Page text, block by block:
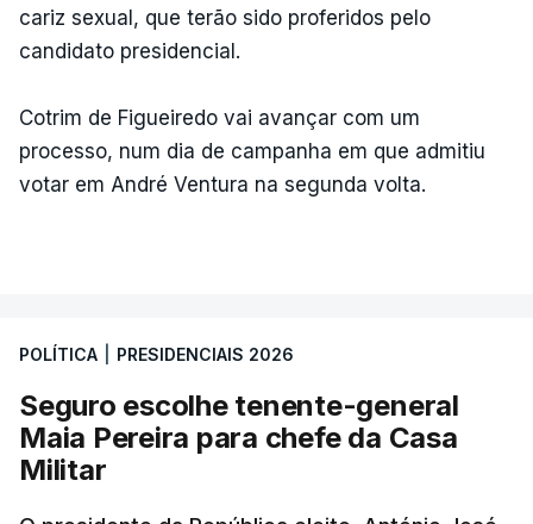
cariz sexual, que terão sido proferidos pelo
candidato presidencial.
Cotrim de Figueiredo vai avançar com um
processo, num dia de campanha em que admitiu
votar em André Ventura na segunda volta.
POLÍTICA PRESIDENCIAIS 2026
Seguro escolhe tenente-general
Maia Pereira para chefe da Casa
Militar